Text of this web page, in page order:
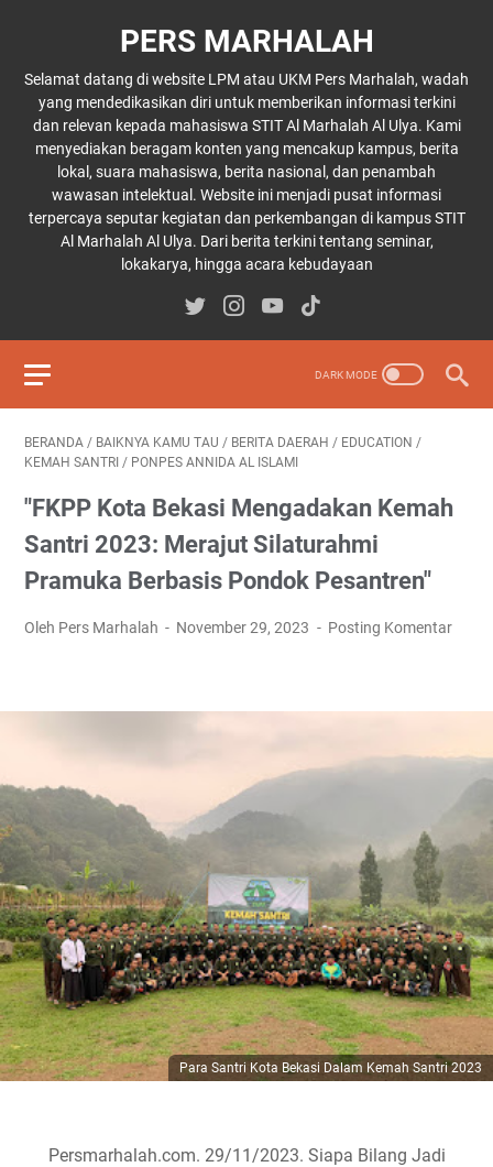
PERS MARHALAH
Selamat datang di website LPM atau UKM Pers Marhalah, wadah
yang mendedikasikan diri untuk memberikan informasi terkini
dan relevan kepada mahasiswa STIT Al Marhalah Al Ulya. Kami
menyediakan beragam konten yang mencakup kampus, berita
lokal, suara mahasiswa, berita nasional, dan penambah
wawasan intelektual. Website ini menjadi pusat informasi
terpercaya seputar kegiatan dan perkembangan di kampus STIT
Al Marhalah Al Ulya. Dari berita terkini tentang seminar,
lokakarya, hingga acara kebudayaan
BERANDA / BAIKNYA KAMU TAU / BERITA DAERAH / EDUCATION /
KEMAH SANTRI / PONPES ANNIDA AL ISLAMI
"FKPP Kota Bekasi Mengadakan Kemah
Santri 2023: Merajut Silaturahmi
Pramuka Berbasis Pondok Pesantren"
Oleh Pers Marhalah November 29, 2023 Posting Komentar
Para Santri Kota Bekasi Dalam Kemah Santri 2023
Persmarhalah.com. 29/11/2023. Siapa Bilang Jadi